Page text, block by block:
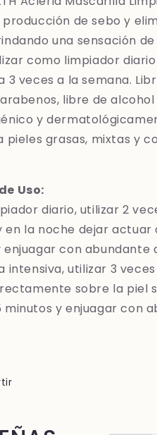
de sebo y
una sensación
como limpiador
3 veces a la semana.
libre de
y
pieles grasas, mixtas y
Uso:
diario, utilizar 2
en la noche dejar actuar
enjuagar con abundante
intensiva, utilizar 3
sobre la piel
y enjuagar con